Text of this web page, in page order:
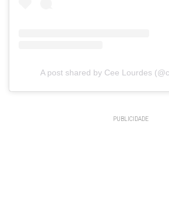
A post shared by Cee Lourdes